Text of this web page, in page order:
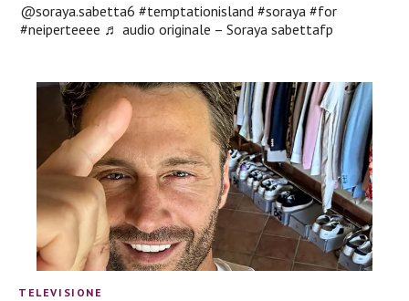
@soraya.sabetta6 #temptationisland #soraya #for
#neiperteeee ♬ audio originale – Soraya sabettafp
TELEVISIONE